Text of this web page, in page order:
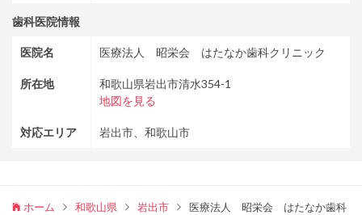
歯科医院情報
医院名 医療法人 昭栄会 はたなか歯科クリニック
所在地
和歌山県岩出市清水354-1
地図を見る
対応エリア 岩出市、和歌山市
ホーム 和歌山県 岩出市
医療法人 昭栄会 はたなか歯科